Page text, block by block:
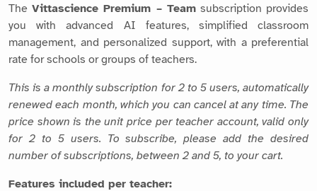
TheVittascience Premium – Teamsubscription provides
you with advanced AI features, simplified classroom
management, and personalized support, with a preferential
rate for schools or groups of teachers.
This is a monthly subscription for 2 to 5 users, automatically
renewed each month, which you can cancel at any time. The
price shown is the unit price per teacher account, valid only
for 2 to 5 users. To subscribe, please add the desired
number of subscriptions, between 2 and 5, to your cart.
Features included per teacher: